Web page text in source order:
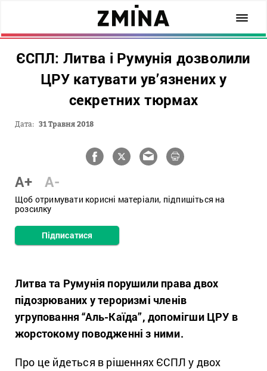
ЄСПЛ: Литва і Румунія дозволили
ЦРУ катувати ув’язнених у
секретних тюрмах
Дата: 31 Травня 2018
A+ A-
Щоб отримувати корисні матеріали, підпишіться на
розсилку
Підписатися
Литва та Румунія порушили права двох
підозрюваних у тероризмі членів
угруповання “Аль-Каїда”, допомігши ЦРУ в
жорстокому поводженні з ними.
Про це йдеться в рішеннях ЄСПЛ у двох